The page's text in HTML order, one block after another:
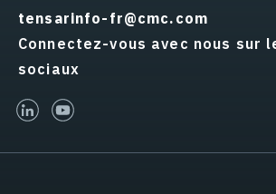
tensarinfo-fr@cmc.com
Connectez-vous avec nous sur
sociaux
linked-inyoutube